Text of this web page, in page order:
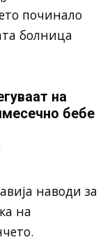
починало
болница
на
бебе
наводи за
на